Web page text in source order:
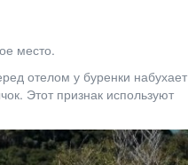
место.
отелом у буренки набухает
Этот признак используют